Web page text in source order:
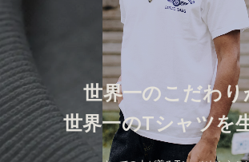
世界一のこだわり
世界一のTシャツを